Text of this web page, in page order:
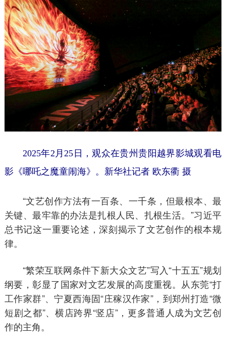
2025年2月25日，观众在贵州贵阳越界影城观看电
影《哪吒之魔童闹海》。新华社记者 欧东衢 摄
“文艺创作方法有一百条、一千条，但最根本、最
关键、最牢靠的办法是扎根人民、扎根生活。”习近平
总书记这一重要论述，深刻揭示了文艺创作的根本规
律。
“繁荣互联网条件下新大众文艺”写入“十五五”规划
纲要，彰显了国家对文艺发展的高度重视。从东莞“打
工作家群”、宁夏西海固“庄稼汉作家”，到郑州打造“微
短剧之都”、横店跨界“竖店”，更多普通人成为文艺创
作的主角。